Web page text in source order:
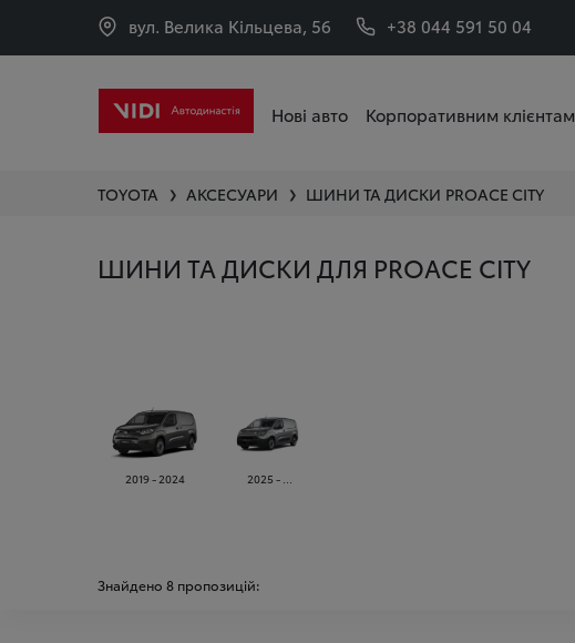
вул. Велика Кільцева, 56 +38 044 591 50 04
Нові авто Корпоративним клієнтам
TOYOTA ❯ АКСЕСУАРИ ❯ ШИНИ ТА ДИСКИ PROACE CITY
ШИНИ ТА ДИСКИ ДЛЯ PROACE CITY
2019 - 2024 2025 - ...
Знайдено 8пропозицій: